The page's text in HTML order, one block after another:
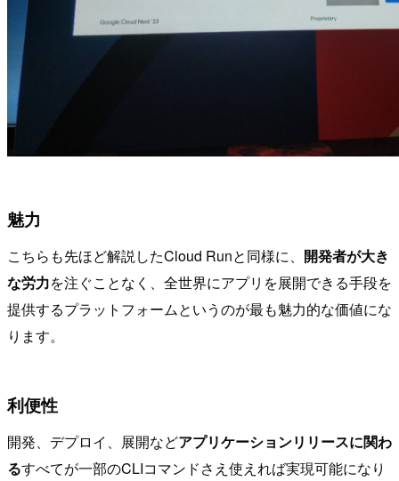
魅力
こちらも先ほど解説したCloud Runと同様に、 開発者が大き
な労力を注ぐことなく、全世界にアプリを展開できる手段を
提供するプラットフォームというのが最も魅力的な価値にな
ります。
利便性
開発、デプロイ、展開などアプリケーションリリースに関わ
るすべてが一部のCLIコマンドさえ使えれば実現可能になり